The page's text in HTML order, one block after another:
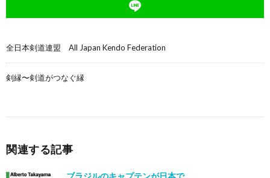
全日本剣道連盟 All Japan Kendo Federation
剣縁〜剣道がつなぐ縁
関連する記事